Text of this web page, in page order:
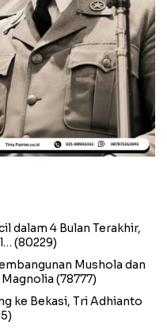
dalam 4 Bulan Terakhir,
(80229)
Mushola dan
(78777)
ke Bekasi, Tri Adhianto